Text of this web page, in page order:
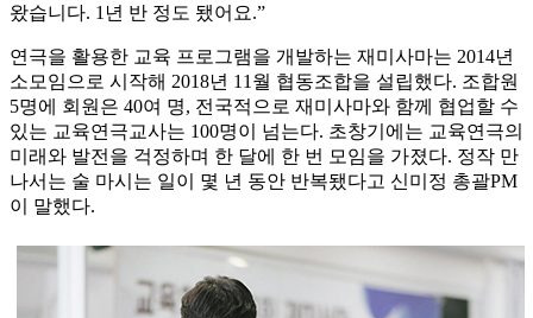
왔습니다. 1년 반 정도 됐어요.”
연극을 활용한 교육 프로그램을 개발하는 재미사마는 2014년
소모임으로 시작해 2018년 11월 협동조합을 설립했다. 조합원
5명에 회원은 40여 명, 전국적으로 재미사마와 함께 협업할 수
있는 교육연극교사는 100명이 넘는다. 초창기에는 교육연극의
미래와 발전을 걱정하며 한 달에 한 번 모임을 가졌다. 정작 만
나서는 술 마시는 일이 몇 년 동안 반복됐다고 신미정 총괄PM
이 말했다.